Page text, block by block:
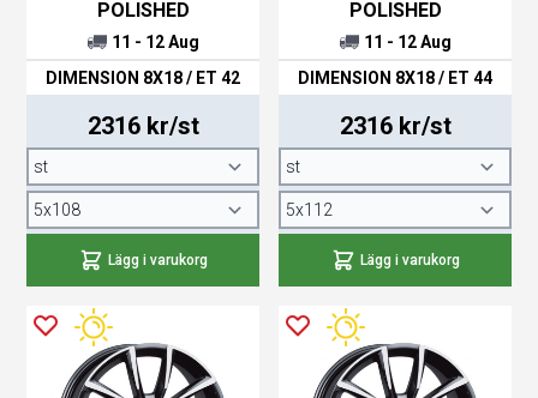
POLISHED
11 - 12 Aug
DIMENSION 8X18 / ET 42
2316 kr/st
Lägg i varukorg
POLISHED
11 - 12 Aug
DIMENSION 8X18 / ET 44
2316 kr/st
Lägg i varukorg